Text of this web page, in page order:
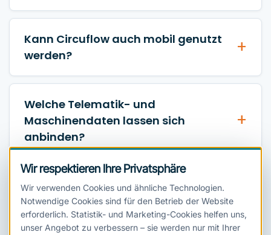
Kann Circuflow auch mobil genutzt
werden?
Welche Telematik- und
Maschinendaten lassen sich
anbinden?
Wie arbeiten Disposition und Fahrer
mit Circuflow?
Wir respektieren Ihre Privatsphäre
Wir verwenden Cookies und ähnliche Technologien.
Notwendige Cookies sind für den Betrieb der Website
erforderlich. Statistik- und Marketing-Cookies helfen uns,
unser Angebot zu verbessern – sie werden nur mit Ihrer